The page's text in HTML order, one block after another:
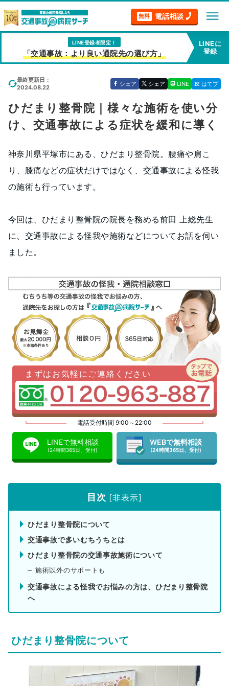
無料 電話相談 menu
LINE登録者限定！
「交通事故：より良い通院先の選び方」
LINEに
登録
最終更新日：
2024.08.22
シェア シェア LINE はてブ
ひだまり整骨院｜様々な施術を使い分
け、交通事故による症状を緩和に導く
神奈川県平塚市にある、ひだまり整骨院。腰痛や肩こ
り、膝痛などの症状だけではなく、交通事故による怪我
の施術も行っています。
今回は、ひだまり整骨院の院長を務める前田 上総先生
に、交通事故による怪我や施術などについてお話を伺い
ました。
まずはお気軽にご連絡ください
電話受付時間 9:00～22:00
LINEで無料相談
(24時間365日、受付)
WEBで無料相談
(24時間365日、受付)
目次 [非表示]
ひだまり整骨院について
交通事故で多いむちうちとは
ひだまり整骨院の交通事故施術について
施術以外のサポートも
交通事故による怪我でお悩みの方は、ひだまり整骨院
へ
ひだまり整骨院について